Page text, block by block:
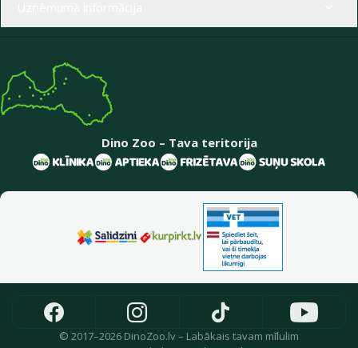
Dino Zoo – Tava teritorija
© 2017–2026 DinoZoo.lv – Labākais tavam mīlulim